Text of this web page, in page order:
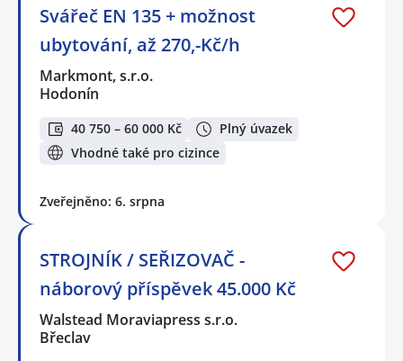
Svářeč EN 135 + možnost
ubytování, až 270,-Kč/h
Markmont, s.r.o.
Hodonín
40 750 – 60 000 Kč
Plný úvazek
Vhodné také pro cizince
Zveřejněno: 6. srpna
STROJNÍK / SEŘIZOVAČ -
náborový příspěvek 45.000 Kč
Walstead Moraviapress s.r.o.
Břeclav